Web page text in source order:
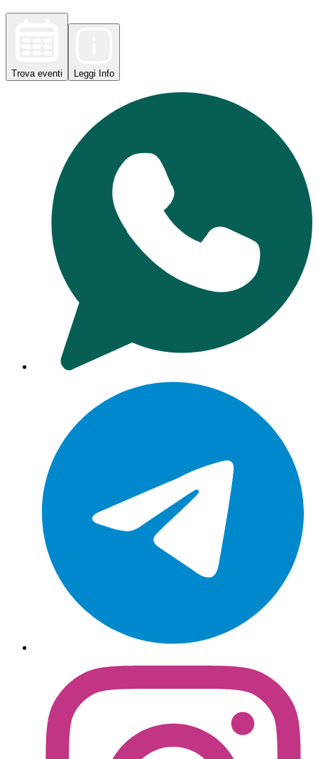
Trova eventi Leggi Info